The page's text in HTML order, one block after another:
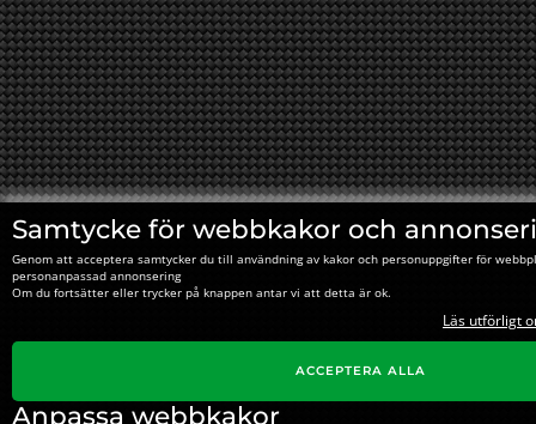
Samtycke för webbkakor och
Genom att acceptera samtycker du till användning av kakor och personuppgifter för
personanpassad annonsering
Om du fortsätter eller trycker på knappen antar vi att detta är ok.
Läs utförligt
ACCEPTERA ALLA
Anpassa webbkakor